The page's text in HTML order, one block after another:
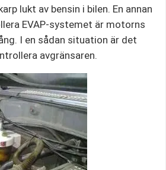
lukt av bensin i bilen. En annan
EVAP-systemet är motorns
I en sådan situation är det
avgränsaren.